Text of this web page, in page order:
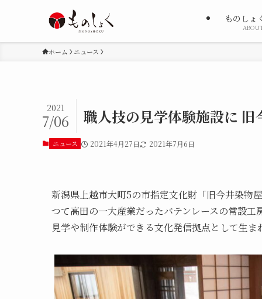
ものしょ
ホーム ニュース
職人技の見学体験施設に
2021
7/06
ニュース 2021年4月27日 2021年7月6日
新潟県上越市大町5の市指定文化財「旧今井染物
つて高田の一大産業だったバテンレースの常設
見学や制作体験ができる文化発信拠点として生ま